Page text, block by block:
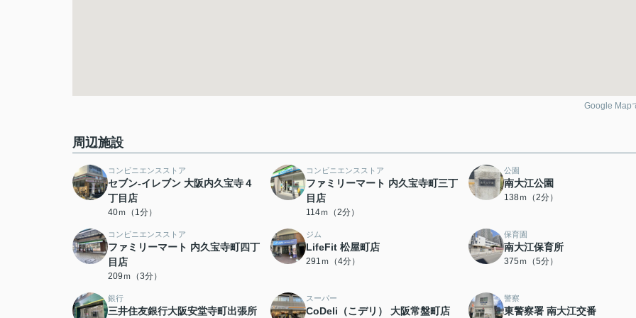
Google Map
周辺施設
コンビニエンスストア
セブン-イレブン 大阪内久宝寺４
丁目店
40ｍ（1分）
コンビニエンスストア
ファミリーマート 内久宝寺町三丁
目店
114ｍ（2分）
公園
南大江公園
138ｍ（2分）
コンビニエンスストア
ファミリーマート 内久宝寺町四丁
目店
209ｍ（3分）
ジム
LifeFit 松屋町店
291ｍ（4分）
保育園
南大江保育所
375ｍ（5分）
銀行
三井住友銀行大阪安堂寺町出張所
スーパー
CoDeli（こデリ） 大阪常盤町店
警察
東警察署 南大江交番